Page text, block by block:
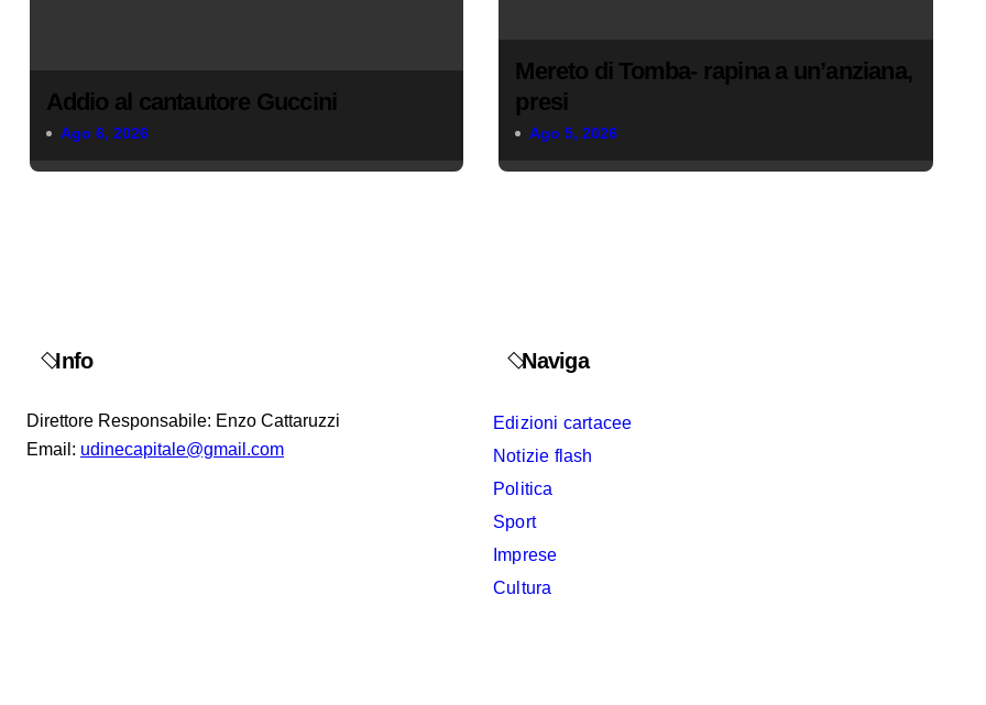
Addio al cantautore Guccini
Ago 6, 2026
Mereto di Tomba- rapina a un’anziana,
presi
Ago 5, 2026
Info
Direttore Responsabile: Enzo Cattaruzzi
Email: udinecapitale@gmail.com
Naviga
Edizioni cartacee
Notizie flash
Politica
Sport
Imprese
Cultura